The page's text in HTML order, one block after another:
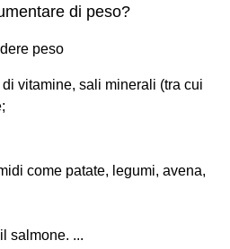
di peso?
peso
vitamine, sali minerali (tra cui
come patate, legumi, avena,
salmone. ...